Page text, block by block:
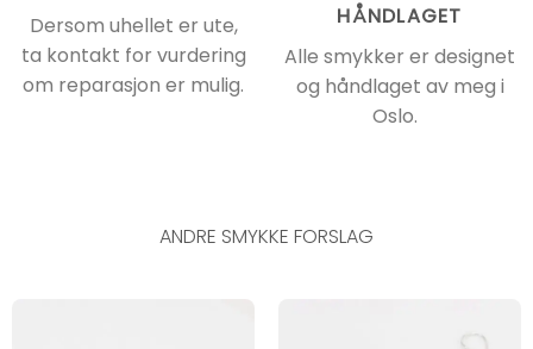
Dersom uhellet er ute,
ta kontakt for vurdering
om reparasjon er mulig.
HÅNDLAGET
Alle smykker er designet
og håndlaget av meg i
Oslo.
ANDRE SMYKKE FORSLAG